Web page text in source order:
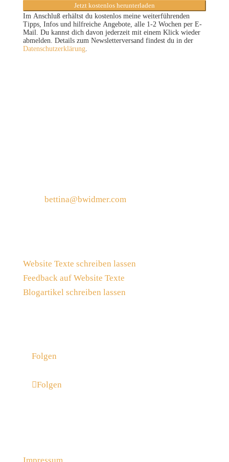
Jetzt kostenlos herunterladen
Im Anschluß erhältst du kostenlos meine weiterführenden
Tipps, Infos und hilfreiche Angebote, alle 1-2 Wochen per E-
Mail. Du kannst dich davon jederzeit mit einem Klick wieder
abmelden. Details zum Newsletterversand findest du in der
Datenschutzerklärung.
bettina@bwidmer.com
Website Texte schreiben lassen
Feedback auf Website Texte
Blogartikel schreiben lassen
Folgen
Folgen